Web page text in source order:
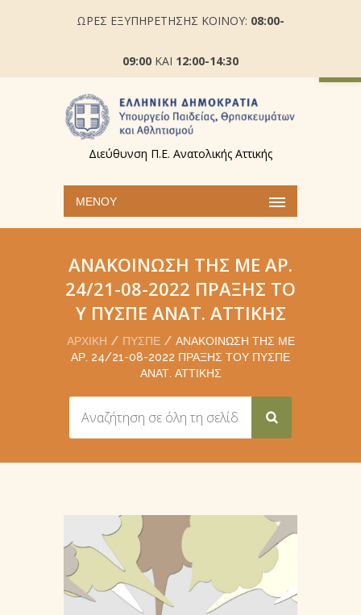
ΩΡΕΣ ΕΞΥΠΗΡΕΤΗΣΗΣ ΚΟΙΝΟΥ: 08:00-
09:00 ΚΑΙ 12:00-14:30
Διεύθυνση Π.Ε. Ανατολικής Αττικής
ΜΕΝΟΎ
ΑΝΑΚΟΊΝΩΣΗ ΤΗΣ ΜΕ ΑΡ.
24/21-08-2022 ΠΡΆΞΗΣ ΤΟ
Υ ΠΥΣΠΕ ΑΝΑΤ. ΑΤΤΙΚΉΣ
ΑΡΧΙΚΉ ΠΥΣΠΕ
ΑΝΑΚΟΊΝΩΣΗ ΤΗΣ ΜΕ
ΑΡ. 24/21-08-2022 ΠΡΆΞΗΣ ΤΟΥ ΠΥΣΠΕ
ΑΝΑΤ. ΑΤΤΙΚΉΣ